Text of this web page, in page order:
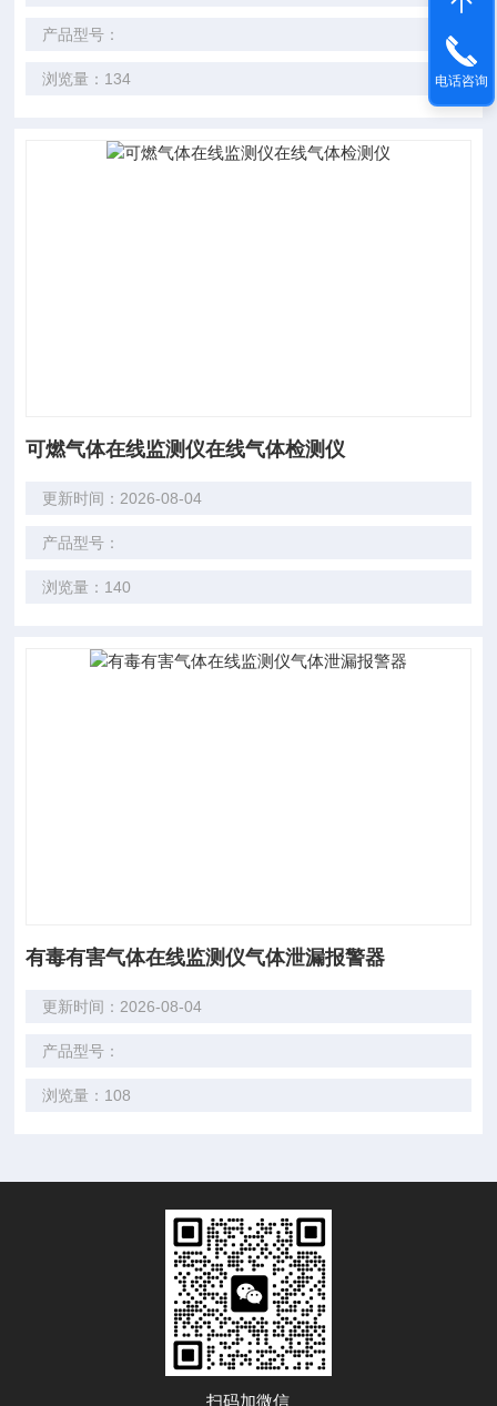
产品型号：
浏览量：134
可燃气体在线监测仪在线气体检测仪
更新时间：2026-08-04
产品型号：
浏览量：140
有毒有害气体在线监测仪气体泄漏报警器
更新时间：2026-08-04
产品型号：
浏览量：108
扫码加微信
电话咨询